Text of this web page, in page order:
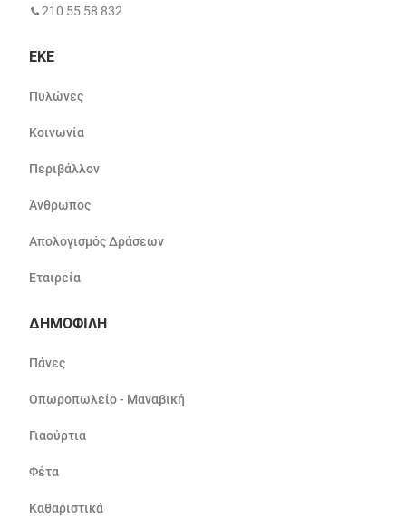
210 55 58 832
ΕΚΕ
Πυλώνες
Κοινωνία
Περιβάλλον
Άνθρωπος
Απολογισμός Δράσεων
Εταιρεία
ΔΗΜΟΦΙΛΗ
Πάνες
Οπωροπωλείο - Μαναβική
Γιαούρτια
Φέτα
Καθαριστικά